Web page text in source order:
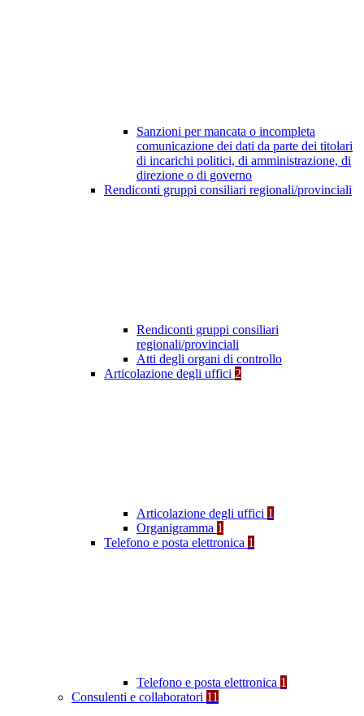
Sanzioni per mancata o incompleta
comunicazione dei dati da parte dei titolari
di incarichi politici, di amministrazione, di
direzione o di governo
Rendiconti gruppi consiliari regionali/provinciali
Rendiconti gruppi consiliari
regionali/provinciali
Atti degli organi di controllo
Articolazione degli uffici 2
Articolazione degli uffici 1
Organigramma 1
Telefono e posta elettronica 1
Telefono e posta elettronica 1
Consulenti e collaboratori 11